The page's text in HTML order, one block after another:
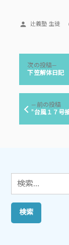
投
辻義塾 生徒
ナ
ー
前の投稿前
の
”台風１７号
次の投稿
の
下笠解体日記
検
索: